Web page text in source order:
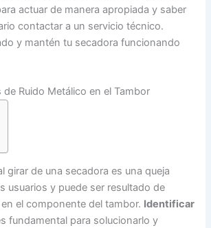
actuar de manera apropiada y saber
contactar a un servicio técnico.
y mantén tu secadora funcionando
Ruido Metálico en el Tambor
girar de una secadora es una queja
usuarios y puede ser resultado de
el componente del tambor. Identificar
fundamental para solucionarlo y